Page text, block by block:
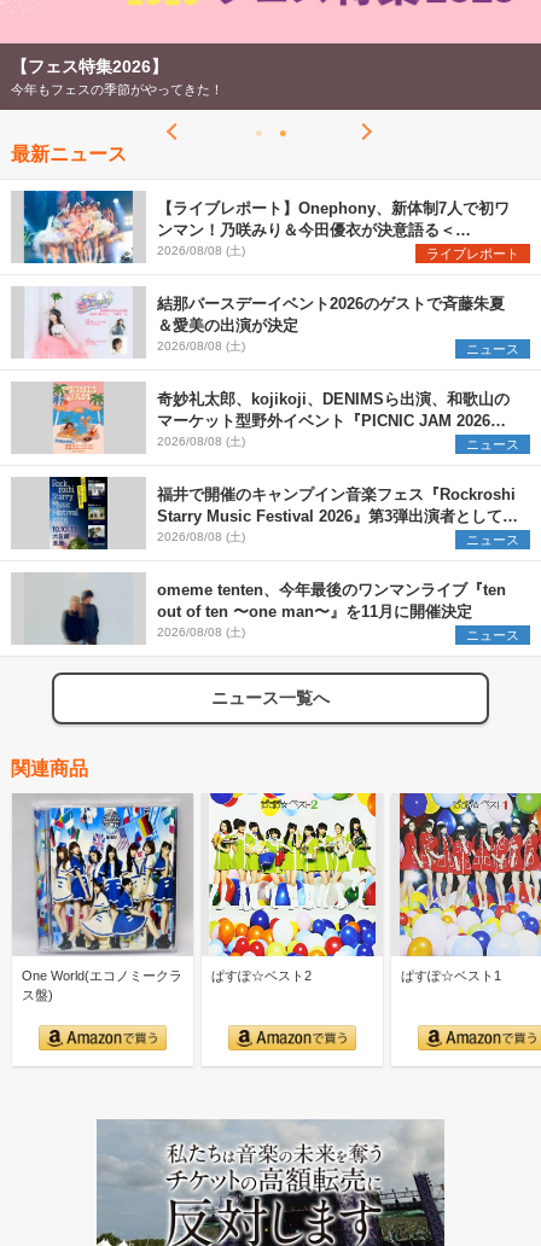
【フェス特集2026】
今年もフェスの季節がやってきた！
最新ニュース
【ライブレポート】Onephony、新体制7人で初ワ
ンマン！乃咲みり＆今田優衣が決意語る＜
Onephony新体制1st Oneman Live はじまりの夏
＞
2026/08/08 (土) ライブレポート
結那バースデーイベント2026のゲストで斉藤朱夏
＆愛美の出演が決定
2026/08/08 (土) ニュース
奇妙礼太郎、kojikoji、DENIMSら出演、和歌山の
マーケット型野外イベント『PICNIC JAM 2026』
早割チケット発売開始
2026/08/08 (土) ニュース
福井で開催のキャンプイン音楽フェス『Rockroshi
Starry Music Festival 2026』第3弾出演者として
SCOOBIE DO、かりゆし58、Reiを発表
2026/08/08 (土) ニュース
omeme tenten、今年最後のワンマンライブ『ten
out of ten 〜one man〜』を11月に開催決定
2026/08/08 (土) ニュース
ニュース一覧へ
関連商品
One World(エコノミークラ
ス盤)
ぱすぽ☆ベスト2 ぱすぽ☆ベスト1